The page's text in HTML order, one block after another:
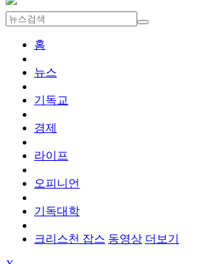
홈
뉴스
기독교
경제
라이프
오피니언
기독대학
크리스천 잡스 동영상 더보기